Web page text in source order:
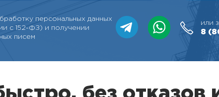
персональных данных
с 152-ФЗ) и получении
писем
или
8